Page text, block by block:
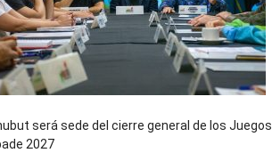
será sede del cierre general de los Juegos
2027